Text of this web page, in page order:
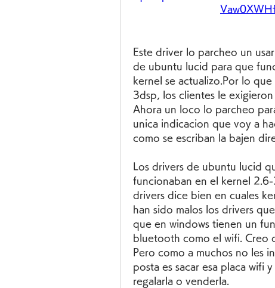
Este driver lo parcheo un
de ubuntu lucid para que
kernel se actualizo.Por lo
3dsp, los clientes le
Ahora un loco lo parcheo
unica indicacion que voy a
como se escriban la bajen
Los drivers de ubuntu lucid
funcionaban en el kernel
drivers dice bien en cuales
han sido malos los drivers
que en windows tienen un
bluetooth como el wifi. Creo
Pero como a muchos no les
posta es sacar esa placa wifi
regalarla o venderla.